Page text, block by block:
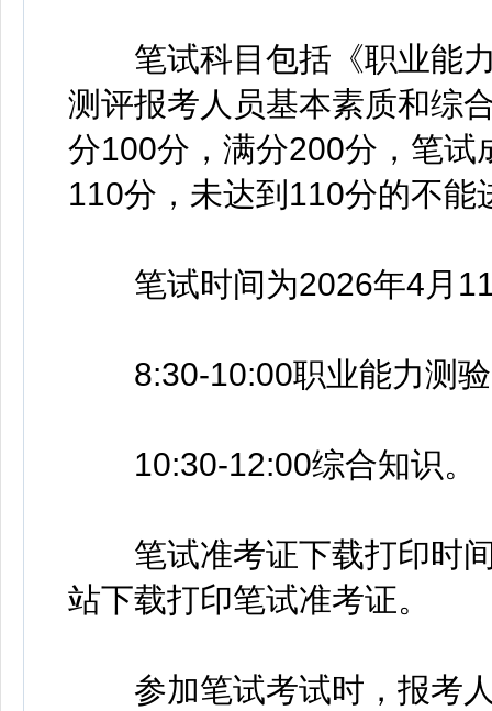
笔试科目包括《职业能力
测评报考人员基本素质和综
分100分，满分200分，笔试
110分，未达到110分的不能
笔试时间为2026年4月11
8:30-10:00职业能力测
10:30-12:00综合知识。
笔试准考证下载打印时间
站下载打印笔试准考证。
参加笔试考试时，报考人